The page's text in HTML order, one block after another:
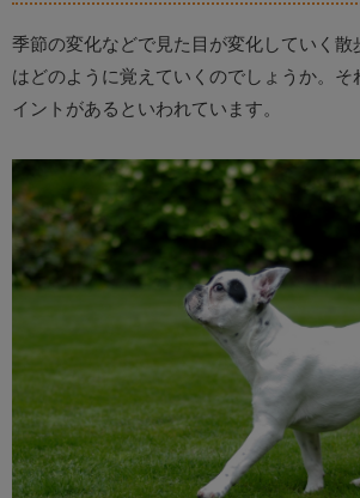
季節の変化などで見た目が変化していく散
はどのように覚えていくのでしょうか。
イントがあるといわれています。